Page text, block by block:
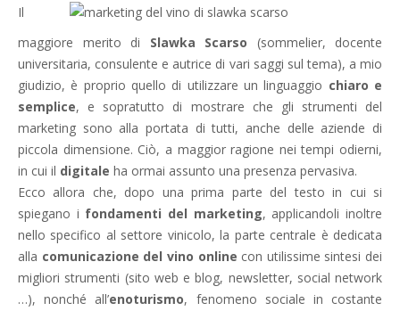
Il
maggiore merito di Slawka Scarso (sommelier, docente
universitaria, consulente e autrice di vari saggi sul tema), a mio
giudizio, è proprio quello di utilizzare un linguaggio chiaro e
semplice, e sopratutto di mostrare che gli strumenti del
marketing sono alla portata di tutti, anche delle aziende di
piccola dimensione. Ciò, a maggior ragione nei tempi odierni,
in cui il digitale ha ormai assunto una presenza pervasiva.
Ecco allora che, dopo una prima parte del testo in cui si
spiegano i fondamenti del marketing, applicandoli inoltre
nello specifico al settore vinicolo, la parte centrale è dedicata
alla comunicazione del vino online con utilissime sintesi dei
migliori strumenti (sito web e blog, newsletter, social network
…), nonché all’enoturismo, fenomeno sociale in costante